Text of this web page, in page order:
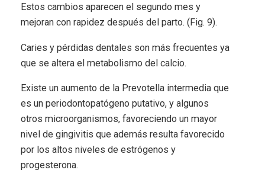
Estos cambios aparecen el segundo mes y
mejoran con rapidez después del parto. (Fig. 9).
Caries y pérdidas dentales son más frecuentes ya
que se altera el metabolismo del calcio.
Existe un aumento de la Prevotella intermedia que
es un periodontopatógeno putativo, y algunos
otros microorganismos, favoreciendo un mayor
nivel de gingivitis que además resulta favorecido
por los altos niveles de estrógenos y
progesterona.